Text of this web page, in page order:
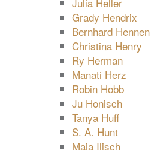
Grady Hendrix
Bernhard Hennen
Christina Henry
Ry Herman
Manati Herz
Robin Hobb
Ju Honisch
Tanya Huff
S. A. Hunt
Maja Ilisch